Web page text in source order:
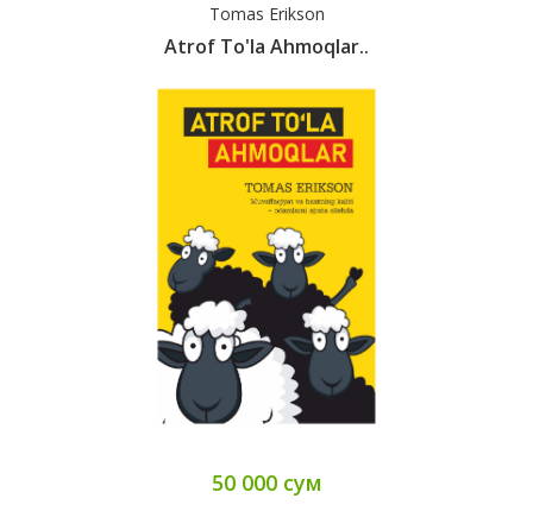
Tomas Erikson
Atrof To'la Ahmoqlar..
50 000 сум